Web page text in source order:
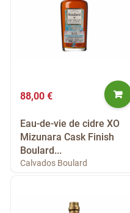
88,00 €
Eau-de-vie de cidre XO
Mizunara Cask Finish
Boulard...
Calvados Boulard